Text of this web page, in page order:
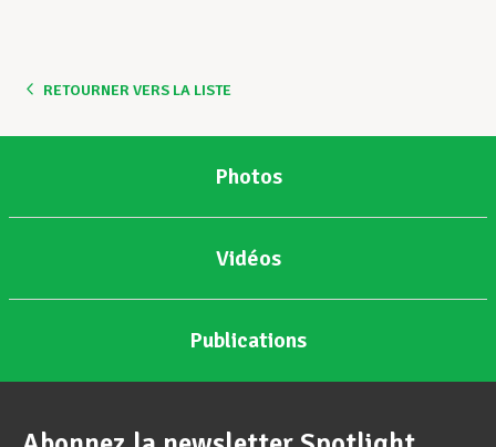
RETOURNER VERS LA LISTE
Photos
Vidéos
Publications